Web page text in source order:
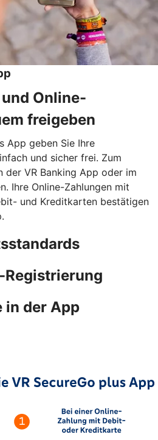
Online-
freigeben
App geben Sie Ihre
und sicher frei. Zum
der VR Banking App oder im
Ihre Online-Zahlungen mit
und Kreditkarten bestätigen
Registrierung
in der App